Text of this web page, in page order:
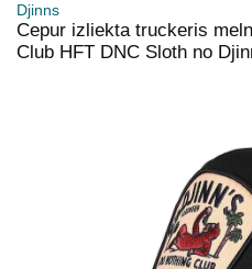
Djinns
Cepur izliekta truckeris
Club HFT DNC Sloth no